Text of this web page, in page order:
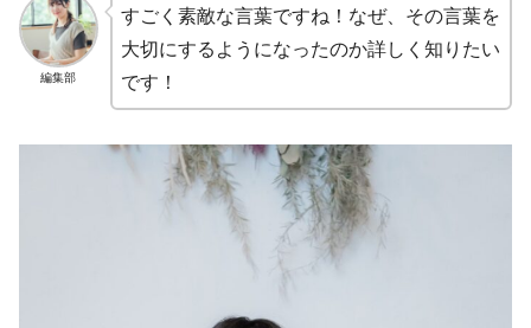
編集部
すごく素敵な言葉ですね！なぜ、その言葉を
大切にするようになったのか詳しく知りたい
です！